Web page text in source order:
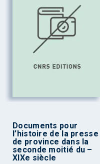
Documents pour
l’histoire de la presse
de province dans la
seconde moitié du –
XIXe siècle